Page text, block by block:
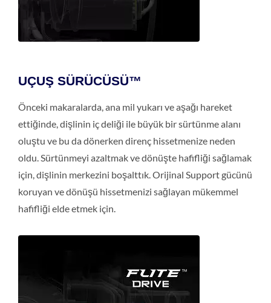
UÇUŞ SÜRÜCÜSÜ™
Önceki makaralarda, ana mil yukarı ve aşağı hareket
ettiğinde, dişlinin iç deliği ile büyük bir sürtünme alanı
oluştu ve bu da dönerken direnç hissetmenize neden
oldu. Sürtünmeyi azaltmak ve dönüşte hafifliği sağlamak
için, dişlinin merkezini boşalttık. Orijinal Support gücünü
koruyan ve dönüşü hissetmenizi sağlayan mükemmel
hafifliği elde etmek için.